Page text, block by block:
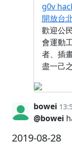
g0v
開放台
歡迎公
會運動
者、插
盡一己
bowei
@bowei
2019-08-28